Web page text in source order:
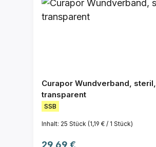
Curapor Wundverband, steril,
transparent
SSB
Inhalt: 25 Stück (1,19 € / 1 Stück)
Regulärer Preis:
29,69 €